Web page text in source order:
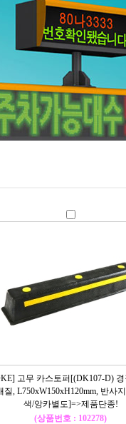
고무 카스토퍼[(DK107-D)
질, L750xW150xH120mm, 반사
색/앙카별도]=>제품단종!
(상품번호 : 102278)